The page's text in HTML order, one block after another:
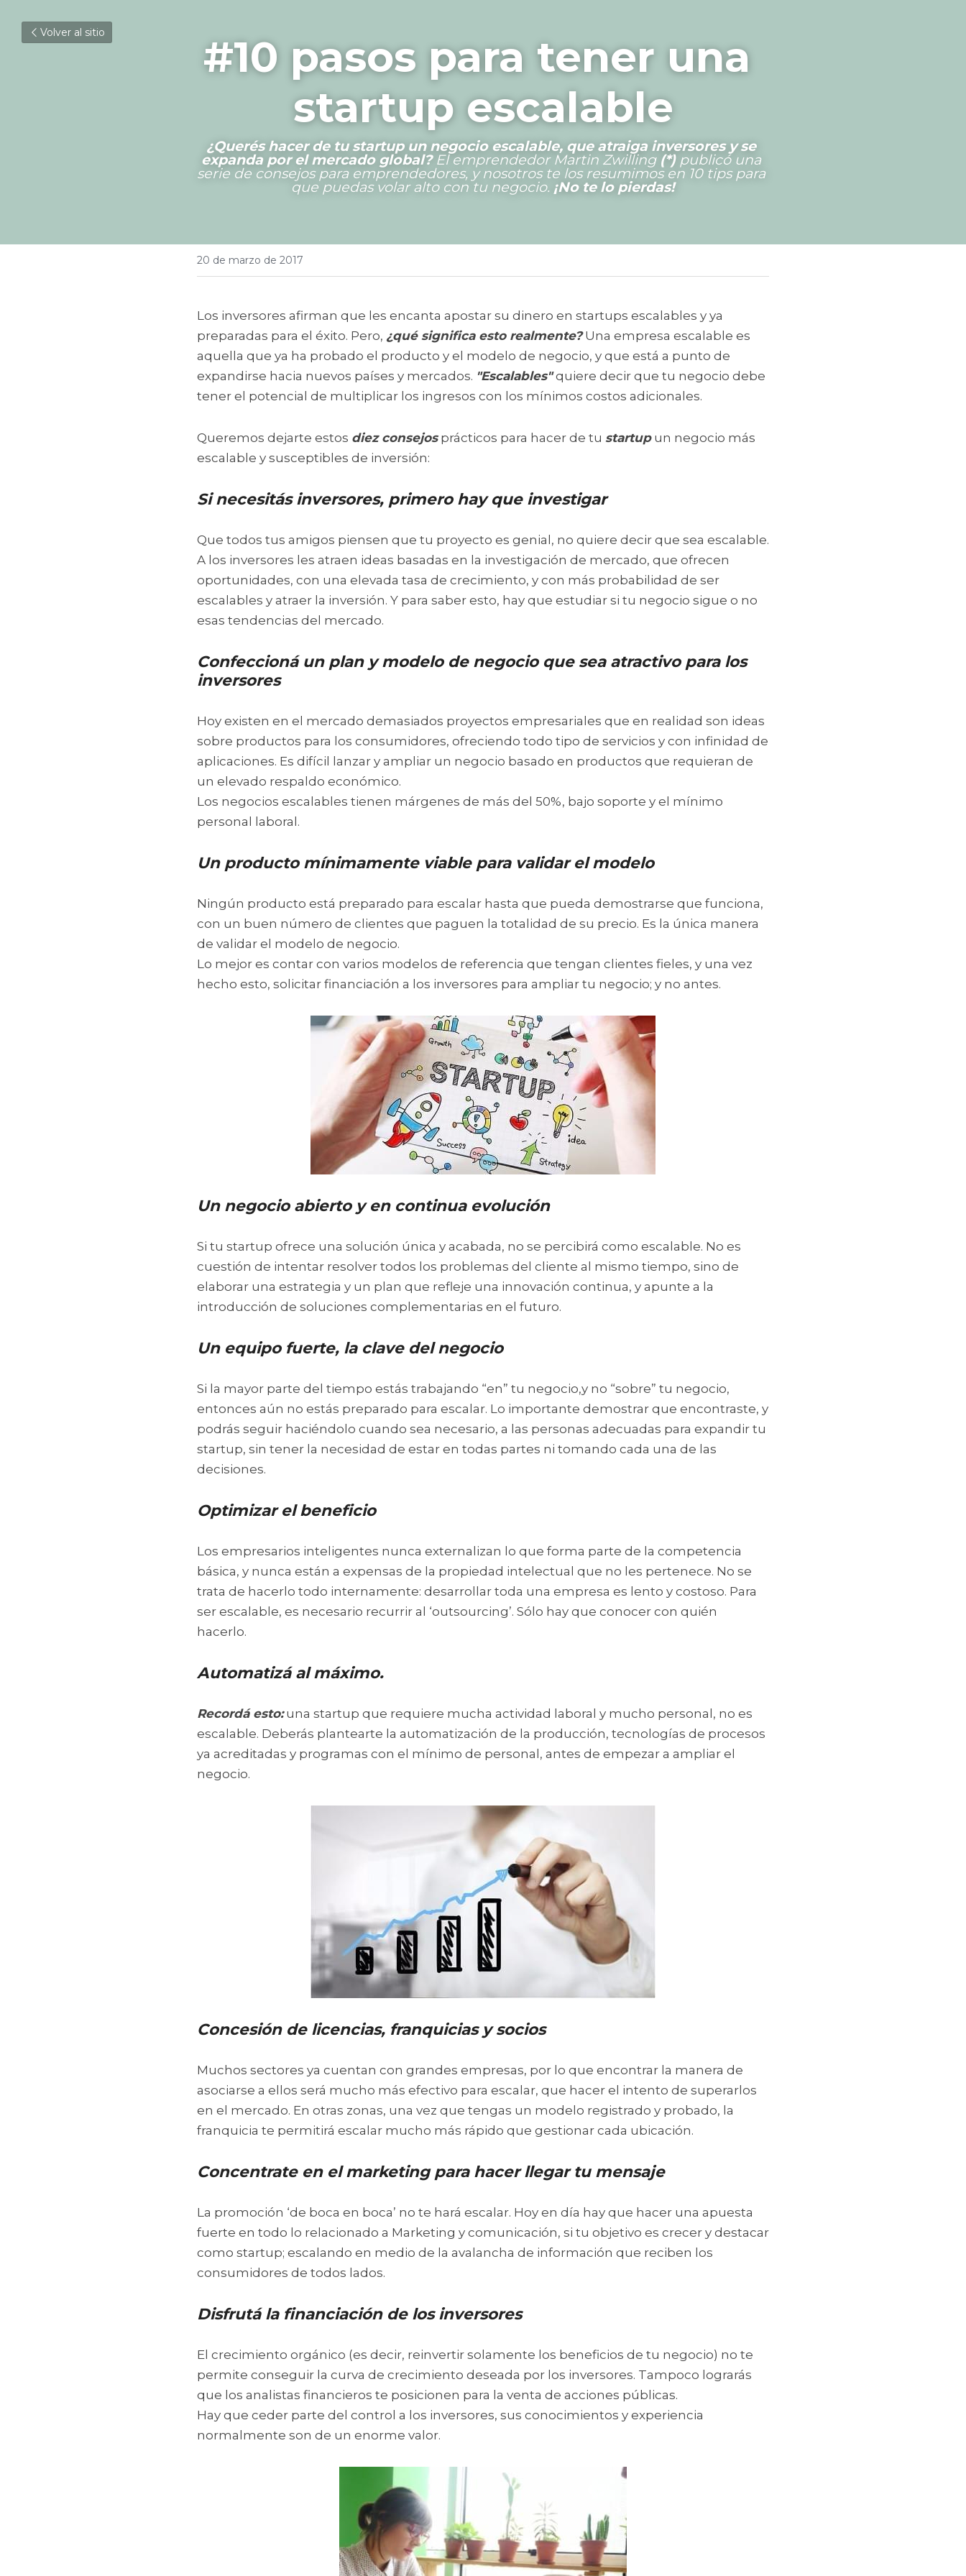
Volver al sitio
#10 pasos para tener una
startup escalable
¿Querés hacer de tu startup un negocio escalable, que atraiga inversores y se
expanda por el mercado global? El emprendedor Martin Zwilling (*) publicó una
serie de consejos para emprendedores, y nosotros te los resumimos en 10 tips para
que puedas volar alto con tu negocio. ¡No te lo pierdas!
20 de marzo de 2017
Los inversores afirman que les encanta apostar su dinero en startups escalables y ya
preparadas para el éxito. Pero, ¿qué significa esto realmente? Una empresa escalable es
aquella que ya ha probado el producto y el modelo de negocio, y que está a punto de
expandirse hacia nuevos países y mercados. "Escalables" quiere decir que tu negocio debe
tener el potencial de multiplicar los ingresos con los mínimos costos adicionales.
Queremos dejarte estos diez consejos prácticos para hacer de tu startup un negocio más
escalable y susceptibles de inversión:
Si necesitás inversores, primero hay que investigar
Que todos tus amigos piensen que tu proyecto es genial, no quiere decir que sea escalable.
A los inversores les atraen ideas basadas en la investigación de mercado, que ofrecen
oportunidades, con una elevada tasa de crecimiento, y con más probabilidad de ser
escalables y atraer la inversión. Y para saber esto, hay que estudiar si tu negocio sigue o no
esas tendencias del mercado.
Confeccioná un plan y modelo de negocio que sea atractivo para los
inversores
Hoy existen en el mercado demasiados proyectos empresariales que en realidad son ideas
sobre productos para los consumidores, ofreciendo todo tipo de servicios y con infinidad de
aplicaciones. Es difícil lanzar y ampliar un negocio basado en productos que requieran de
un elevado respaldo económico.
Los negocios escalables tienen márgenes de más del 50%, bajo soporte y el mínimo
personal laboral.
Un producto mínimamente viable para validar el modelo
Ningún producto está preparado para escalar hasta que pueda demostrarse que funciona,
con un buen número de clientes que paguen la totalidad de su precio. Es la única manera
de validar el modelo de negocio.
Lo mejor es contar con varios modelos de referencia que tengan clientes fieles, y una vez
hecho esto, solicitar financiación a los inversores para ampliar tu negocio; y no antes.
Un negocio abierto y en continua evolución
Si tu startup ofrece una solución única y acabada, no se percibirá como escalable. No es
cuestión de intentar resolver todos los problemas del cliente al mismo tiempo, sino de
elaborar una estrategia y un plan que refleje una innovación continua, y apunte a la
introducción de soluciones complementarias en el futuro.
Un equipo fuerte, la clave del negocio
Si la mayor parte del tiempo estás trabajando “en” tu negocio,y no “sobre” tu negocio,
entonces aún no estás preparado para escalar. Lo importante demostrar que encontraste, y
podrás seguir haciéndolo cuando sea necesario, a las personas adecuadas para expandir tu
startup, sin tener la necesidad de estar en todas partes ni tomando cada una de las
decisiones.
Optimizar el beneficio
Los empresarios inteligentes nunca externalizan lo que forma parte de la competencia
básica, y nunca están a expensas de la propiedad intelectual que no les pertenece. No se
trata de hacerlo todo internamente: desarrollar toda una empresa es lento y costoso. Para
ser escalable, es necesario recurrir al ‘outsourcing’. Sólo hay que conocer con quién
hacerlo.
Automatizá al máximo.
Recordá esto: una startup que requiere mucha actividad laboral y mucho personal, no es
escalable. Deberás plantearte la automatización de la producción, tecnologías de procesos
ya acreditadas y programas con el mínimo de personal, antes de empezar a ampliar el
negocio.
Concesión de licencias, franquicias y socios
Muchos sectores ya cuentan con grandes empresas, por lo que encontrar la manera de
asociarse a ellos será mucho más efectivo para escalar, que hacer el intento de superarlos
en el mercado. En otras zonas, una vez que tengas un modelo registrado y probado, la
franquicia te permitirá escalar mucho más rápido que gestionar cada ubicación.
Concentrate en el marketing para hacer llegar tu mensaje
La promoción ‘de boca en boca’ no te hará escalar. Hoy en día hay que hacer una apuesta
fuerte en todo lo relacionado a Marketing y comunicación, si tu objetivo es crecer y destacar
como startup; escalando en medio de la avalancha de información que reciben los
consumidores de todos lados.
Disfrutá la financiación de los inversores
El crecimiento orgánico (es decir, reinvertir solamente los beneficios de tu negocio) no te
permite conseguir la curva de crecimiento deseada por los inversores. Tampoco lograrás
que los analistas financieros te posicionen para la venta de acciones públicas.
Hay que ceder parte del control a los inversores, sus conocimientos y experiencia
normalmente son de un enorme valor.